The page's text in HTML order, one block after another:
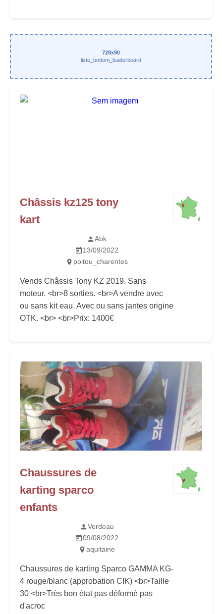
728x90
liste_bottom_leaderboard
Châssis kz125 tony
kart
Abk
13/09/2022
poitou_charentes
Vends Châssis Tony KZ 2019. Sans
moteur. <br>8 sorties. <br>A vendre avec
ou sans kit eau. Avec ou sans jantes origine
OTK. <br> <br>Prix: 1400€
Chaussures de
karting sparco
enfants
Verdeau
09/08/2022
aquitaine
Chaussures de karting Sparco GAMMA KG-
4 rouge/blanc (approbation CIK) <br>Taille
30 <br>Très bon état pas déformé pas
d'acroc